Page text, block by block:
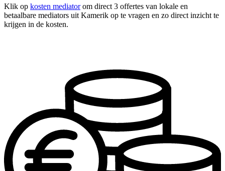
Klik op kosten mediatorom direct 3 offertes van lokale en
betaalbare mediators uit Kamerik op te vragen en zo direct inzicht te
krijgen in de kosten.